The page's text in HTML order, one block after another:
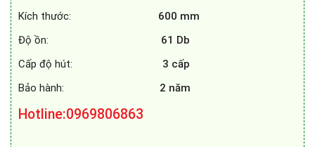
Kích thước:
600 mm
Độ ồn: 61 Db
Cấp độ hút: 3 cấp
Bảo hành:
2 năm
Hotline:0969806863